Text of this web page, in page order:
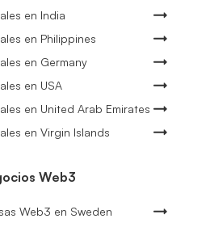
en India
en Philippines
en Germany
en USA
en United Arab Emirates
en Virgin Islands
Web3
Web3 en Sweden